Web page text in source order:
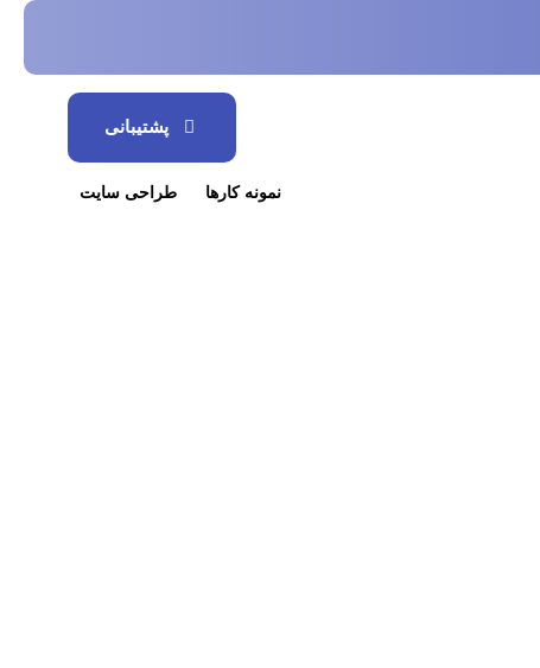
پشتیبانی
نمونه کارها طراحی سایت